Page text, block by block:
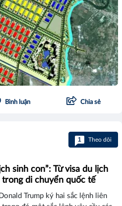
Bình luận Chia sẻ
1 Theo dõi
sinh con”: Từ visa du lịch
di chuyển quốc tế
Trump ký hai sắc lệnh liên